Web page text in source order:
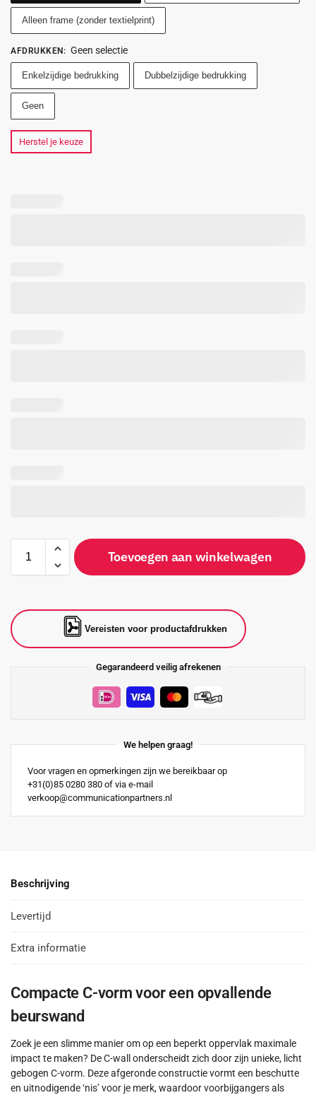
Alleen frame (zonder textielprint)
AFDRUKKEN : Geen selectie
Enkelzijdige bedrukking Dubbelzijdige bedrukking
Geen
Herstel je keuze
Toevoegen aan winkelwagen
Vereisten voor productafdrukken
Gegarandeerd veilig afrekenen
We helpen graag!
Voor vragen en opmerkingen zijn we bereikbaar op
+31(0)85 0280 380 of via e-mail
verkoop@communicationpartners.nl
Beschrijving
Levertijd
Extra informatie
Compacte C-vorm voor een opvallende
beurswand
Zoek je een slimme manier om op een beperkt oppervlak maximale
impact te maken? De C-wall onderscheidt zich door zijn unieke, licht
gebogen C-vorm. Deze afgeronde constructie vormt een beschutte
en uitnodigende ‘nis’ voor je merk, waardoor voorbijgangers als